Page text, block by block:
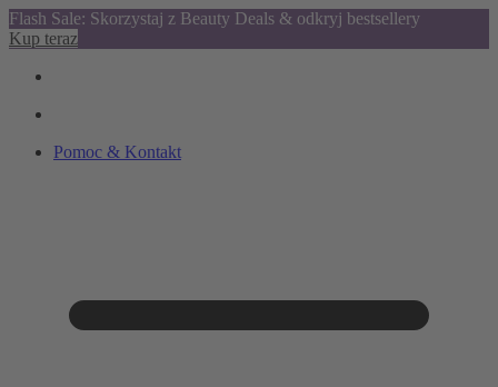
Flash Sale: Skorzystaj z Beauty Deals & odkryj bestsellery
Kup teraz
Pomoc & Kontakt